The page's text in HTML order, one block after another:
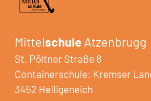
Mittelschule Atzenbrugg
St. Pöltner Straße 8
Containerschule: Kremser
3452 Heiligeneich